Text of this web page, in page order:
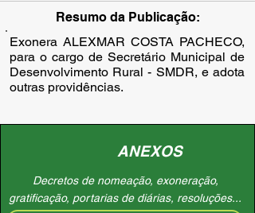
Resumo da Publicação:
Exonera ALEXMAR COSTA PACHECO,
para o cargo de Secretário Municipal de
Desenvolvimento Rural - SMDR, e adota
outras providências.
ANEXOS
Decretos de nomeação, exoneração,
gratificação, portarias de diárias, resoluções...